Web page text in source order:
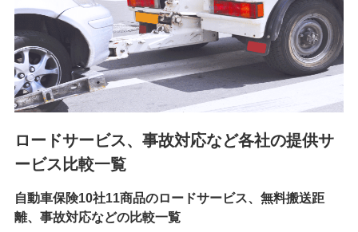
業員同士の連絡のため
8.取引先個人情報
取引先としての選定業務、営業情報の提供業務、契約締結手
続き業務、取引管理業務、およびこれらに準ずる業務の遂行
のため
9.お問い合わせ情報
各種お問い合わせに対応するため
10.受託業務の 個人情報
受託業務の遂行およびこれらに準ずる業務の遂行のため
ロードサービス、事故対応など各社の提供サ
ービス比較一覧
自動車保険10社11商品のロードサービス、無料搬送距
離、事故対応などの比較一覧